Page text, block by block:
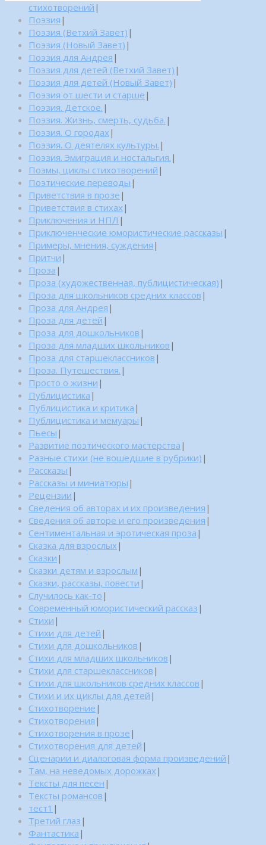
стихотворений |
Поэзия |
Поэзия (Ветхий Завет) |
Поэзия (Новый Завет) |
Поэзия для Андрея |
Поэзия для детей (Ветхий Завет) |
Поэзия для детей (Новый Завет) |
Поэзия от шести и старше |
Поэзия. Детское. |
Поэзия. Жизнь, смерть, судьба. |
Поэзия. О городах |
Поэзия. О деятелях культуры. |
Поэзия. Эмиграция и ностальгия. |
Поэмы, циклы стихотворений |
Поэтические переводы |
Приветствия в прозе |
Приветствия в стихах |
Приключения и НПЛ |
Приключенческие юмористические рассказы |
Примеры, мнения, суждения |
Притчи |
Проза |
Проза (художественная, публицистическая) |
Проза для школьников средних классов |
Проза для Андрея |
Проза для детей |
Проза для дошкольников |
Проза для младших школьников |
Проза для старшеклассников |
Проза. Путешествия. |
Просто о жизни |
Публицистика |
Публицистика и критика |
Публицистика и мемуары |
Пьесы |
Развитие поэтического мастерства |
Разные стихи (не вошедшие в рубрики) |
Рассказы |
Рассказы и миниатюры |
Рецензии |
Сведения об авторах и их произведения |
Сведения об авторе и его произведения |
Сентиментальная и эротическая проза |
Сказка для взрослых |
Сказки |
Сказки детям и взрослым |
Сказки, рассказы, повести |
Случилось как-то |
Современный юмористический рассказ |
Стихи |
Стихи для детей |
Стихи для дошкольников |
Стихи для младших школьников |
Стихи для старшеклассников |
Стихи для школьников средних классов |
Стихи и их циклы для детей |
Стихотворение |
Стихотворения |
Стихотворения в прозе |
Стихотворения для детей |
Сценарии и диалоговая форма произведений |
Там, на неведомых дорожках |
Тексты для песен |
Тексты романсов |
тест1 |
Третий глаз |
Фантастика |